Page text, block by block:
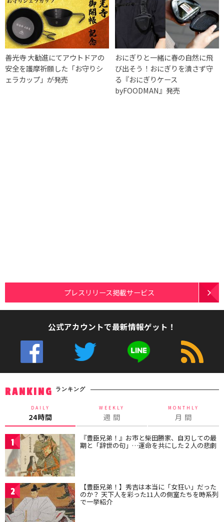
善光寺 大勧進にてアウトドアの
安全を護摩祈願した「お守りシ
ェラカップ」が発売
おにぎりと一緒に春の自然に飛
び出そう！おにぎりを潰さず守
る『おにぎりケース
byFOODMAN』発売
プレスリリース掲載サービス
公式アカウントで最新情報ゲット！
RANKING ランキング
DAILY
24時間
WEEKLY
週 間
MONTHLY
月 間
1 『豊臣兄弟！』お市と柴田勝家、自刃しての最
期と「辞世の句」…運命を共にした２人の悲劇
2 【豊臣兄弟！】秀吉は本当に「女狂い」だった
のか？ 天下人を彩った11人の側室たちを時系列
で一挙紹介